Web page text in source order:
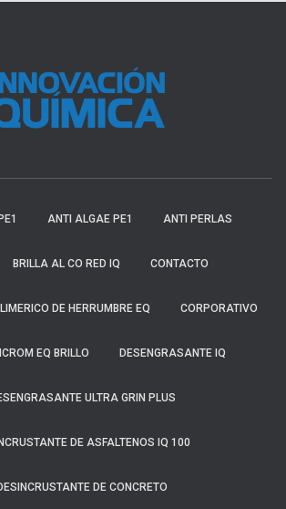
ANTI ALGAE PE1 ANTI PERLAS
BRILLA AL CO RED IQ CONTACTO
DE HERRUMBRE EQ CORPORATIVO
EQ BRILLO DESENGRASANTE IQ
ULTRA GRIN PLUS
DE ASFALTENOS IQ 100
DE CONCRETO